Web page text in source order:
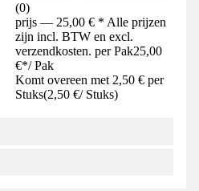
(0)
prijs — 25,00 € * Alle prijzen
zijn incl. BTW en excl.
verzendkosten. per Pak25,00
€*/ Pak
Komt overeen met 2,50 € per
Stuks(2,50 €/ Stuks)